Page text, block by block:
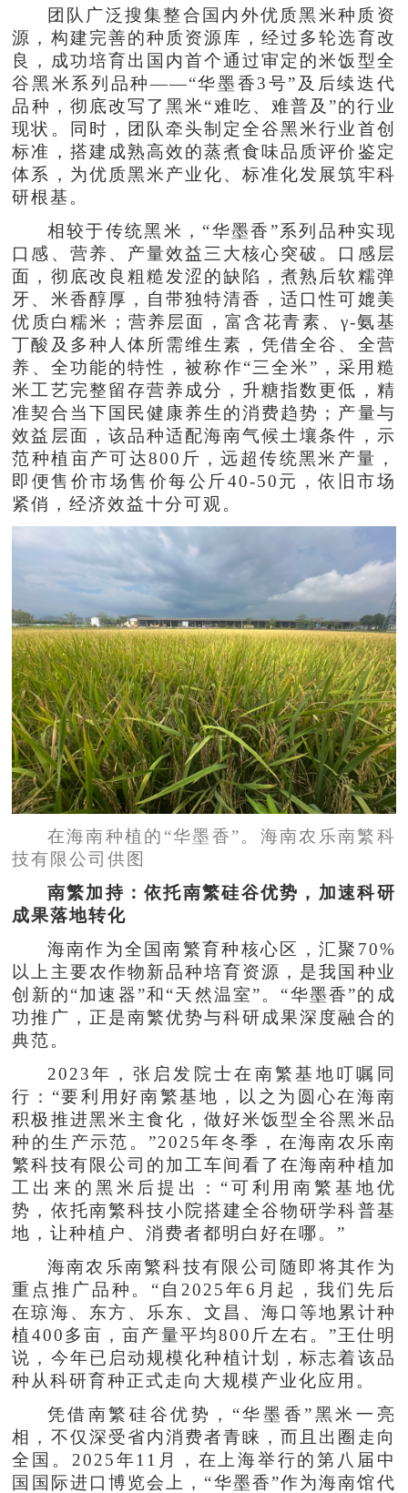
团队广泛搜集整合国内外优质黑米种质资
源，构建完善的种质资源库，经过多轮选育改
良，成功培育出国内首个通过审定的米饭型全
谷黑米系列品种——“华墨香3号”及后续迭代
品种，彻底改写了黑米“难吃、难普及”的行业
现状。同时，团队牵头制定全谷黑米行业首创
标准，搭建成熟高效的蒸煮食味品质评价鉴定
体系，为优质黑米产业化、标准化发展筑牢科
研根基。
相较于传统黑米，“华墨香”系列品种实现
口感、营养、产量效益三大核心突破。口感层
面，彻底改良粗糙发涩的缺陷，煮熟后软糯弹
牙、米香醇厚，自带独特清香，适口性可媲美
优质白糯米；营养层面，富含花青素、γ-氨基
丁酸及多种人体所需维生素，凭借全谷、全营
养、全功能的特性，被称作“三全米”，采用糙
米工艺完整留存营养成分，升糖指数更低，精
准契合当下国民健康养生的消费趋势；产量与
效益层面，该品种适配海南气候土壤条件，示
范种植亩产可达800斤，远超传统黑米产量，
即便售价市场售价每公斤40-50元，依旧市场
紧俏，经济效益十分可观。
在海南种植的“华墨香”。海南农乐南繁科
技有限公司供图
南繁加持：依托南繁硅谷优势，加速科研
成果落地转化
海南作为全国南繁育种核心区，汇聚70%
以上主要农作物新品种培育资源，是我国种业
创新的“加速器”和“天然温室”。“华墨香”的成
功推广，正是南繁优势与科研成果深度融合的
典范。
2023年，张启发院士在南繁基地叮嘱同
行：“要利用好南繁基地，以之为圆心在海南
积极推进黑米主食化，做好米饭型全谷黑米品
种的生产示范。”2025年冬季，在海南农乐南
繁科技有限公司的加工车间看了在海南种植加
工出来的黑米后提出：“可利用南繁基地优
势，依托南繁科技小院搭建全谷物研学科普基
地，让种植户、消费者都明白好在哪。”
海南农乐南繁科技有限公司随即将其作为
重点推广品种。“自2025年6月起，我们先后
在琼海、东方、乐东、文昌、海口等地累计种
植400多亩，亩产量平均800斤左右。”王仕明
说，今年已启动规模化种植计划，标志着该品
种从科研育种正式走向大规模产业化应用。
凭借南繁硅谷优势，“华墨香”黑米一亮
相，不仅深受省内消费者青睐，而且出圈走向
全国。2025年11月，在上海举行的第八届中
国国际进口博览会上，“华墨香”作为海南馆代